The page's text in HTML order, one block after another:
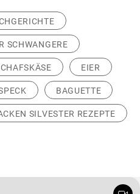
SCHWANGERE
EIER
BAGUETTE
SILVESTER REZEPTE